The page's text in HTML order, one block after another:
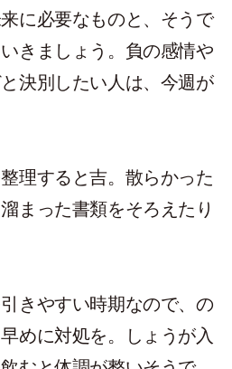
に必要なものと、そうで
きましょう。負の感情や
決別したい人は、今週が
理すると吉。散らかった
まった書類をそろえたり
きやすい時期なので、の
めに対処を。しょうが入